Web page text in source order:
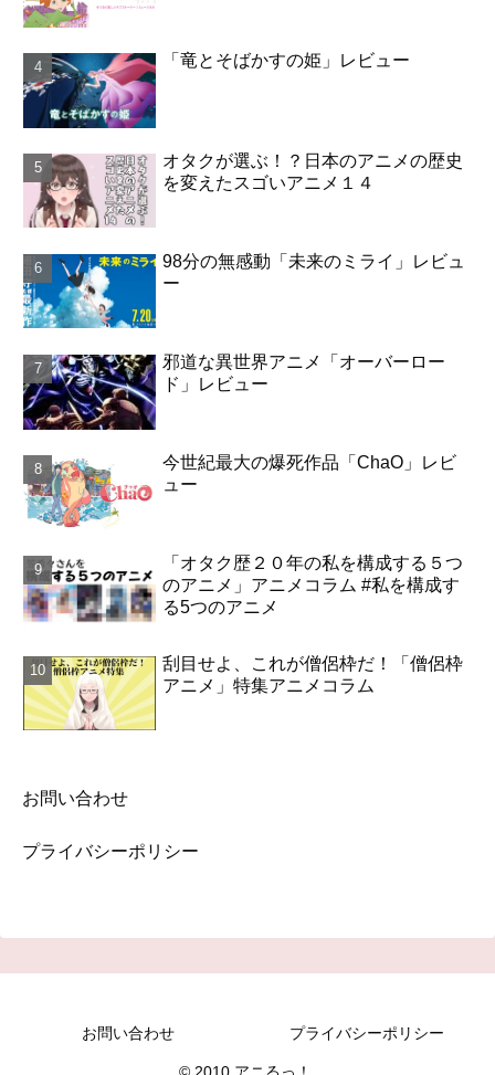
「竜とそばかすの姫」レビュー
オタクが選ぶ！？日本のアニメの歴史
を変えたスゴいアニメ１４
98分の無感動「未来のミライ」レビュ
ー
邪道な異世界アニメ「オーバーロー
ド」レビュー
今世紀最大の爆死作品「ChaO」レビ
ュー
「オタク歴２０年の私を構成する５つ
のアニメ」アニメコラム #私を構成す
る5つのアニメ
刮目せよ、これが僧侶枠だ！「僧侶枠
アニメ」特集アニメコラム
お問い合わせ
プライバシーポリシー
お問い合わせ プライバシーポリシー